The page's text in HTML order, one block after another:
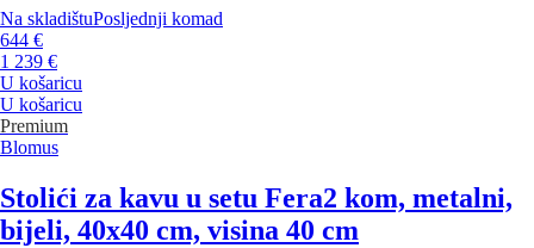
Na skladištuPosljednji komad
644 €
1 239 €
U košaricu
U košaricu
Premium
Blomus
Stolići za kavu u setu Fera2 kom, metalni,
bijeli, 40x40 cm, visina 40 cm